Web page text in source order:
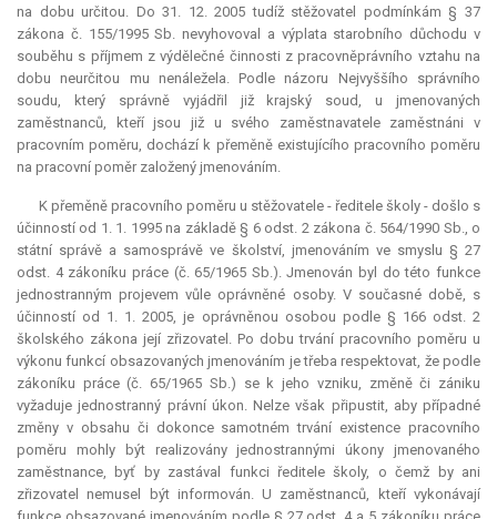
na dobu určitou. Do 31. 12. 2005 tudíž stěžovatel podmínkám § 37
zákona č. 155/1995 Sb. nevyhovoval a výplata starobního důchodu v
souběhu s příjmem z výdělečné činnosti z pracovněprávního vztahu na
dobu neurčitou mu nenáležela. Podle názoru Nejvyššího správního
soudu, který správně vyjádřil již krajský soud, u jmenovaných
zaměstnanců, kteří jsou již u svého zaměstnavatele zaměstnáni v
pracovním poměru, dochází k přeměně existujícího pracovního poměru
na pracovní poměr založený jmenováním.
K přeměně pracovního poměru u stěžovatele - ředitele školy - došlo s
účinností od 1. 1. 1995 na základě § 6 odst. 2 zákona č. 564/1990 Sb., o
státní správě a samosprávě ve školství, jmenováním ve smyslu § 27
odst. 4 zákoníku práce (č. 65/1965 Sb.). Jmenován byl do této funkce
jednostranným projevem vůle oprávněné osoby. V současné době, s
účinností od 1. 1. 2005, je oprávněnou osobou podle § 166 odst. 2
školského zákona její zřizovatel. Po dobu trvání pracovního poměru u
výkonu funkcí obsazovaných jmenováním je třeba respektovat, že podle
zákoníku práce (č. 65/1965 Sb.) se k jeho vzniku, změně či zániku
vyžaduje jednostranný právní úkon. Nelze však připustit, aby případné
změny v obsahu či dokonce samotném trvání existence pracovního
poměru mohly být realizovány jednostrannými úkony jmenovaného
zaměstnance, byť by zastával funkci ředitele školy, o čemž by ani
zřizovatel nemusel být informován. U zaměstnanců, kteří vykonávají